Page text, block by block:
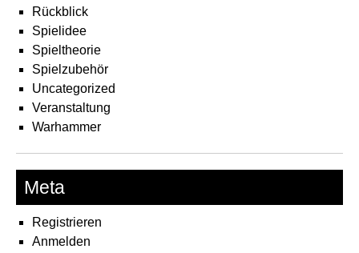
Rückblick
Spielidee
Spieltheorie
Spielzubehör
Uncategorized
Veranstaltung
Warhammer
Meta
Registrieren
Anmelden